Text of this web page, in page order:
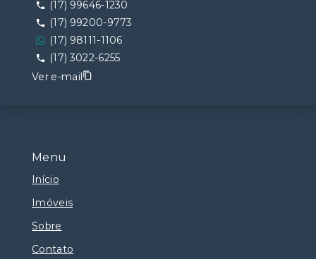
Menu
Início
Imóveis
Sobre
Contato
(17) 99646-1230
(17) 99200-9773
(17) 98111-1106
(17) 3022-6255
Ver e-mail